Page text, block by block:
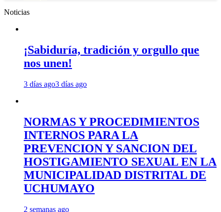
Noticias
¡Sabiduría, tradición y orgullo que
nos unen!
3 días ago3 días ago
NORMAS Y PROCEDIMIENTOS
INTERNOS PARA LA
PREVENCION Y SANCION DEL
HOSTIGAMIENTO SEXUAL EN LA
MUNICIPALIDAD DISTRITAL DE
UCHUMAYO
2 semanas ago